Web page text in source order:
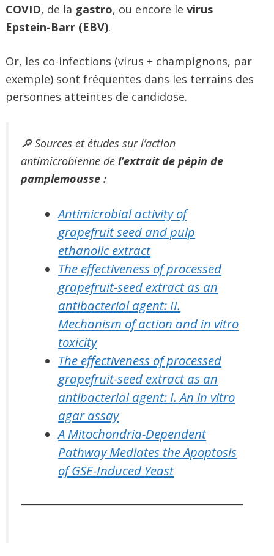
COVID, de la gastro, ou encore le virus
Epstein-Barr (EBV).
Or, les co-infections (virus + champignons, par
exemple) sont fréquentes dans les terrains des
personnes atteintes de candidose.
🔎 Sources et études sur l’action
antimicrobienne de l’extrait de pépin de
pamplemousse :
Antimicrobial activity of
grapefruit seed and pulp
ethanolic extract
The effectiveness of processed
grapefruit-seed extract as an
antibacterial agent: II.
Mechanism of action and in vitro
toxicity
The effectiveness of processed
grapefruit-seed extract as an
antibacterial agent: I. An in vitro
agar assay
A Mitochondria-Dependent
Pathway Mediates the Apoptosis
of GSE-Induced Yeast